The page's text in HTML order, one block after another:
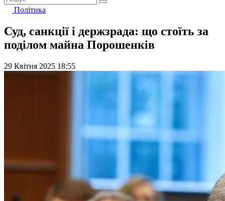
Політика
Суд, санкції і держзрада: що стоїть за
поділом майна Порошенків
29 Квітня 2025 18:55